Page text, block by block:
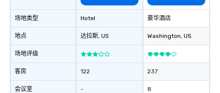
场地类型
地点
场地评级
客房
会议室
Hotel
达拉斯, US
122
-
豪华酒店
Washington, US
237
8